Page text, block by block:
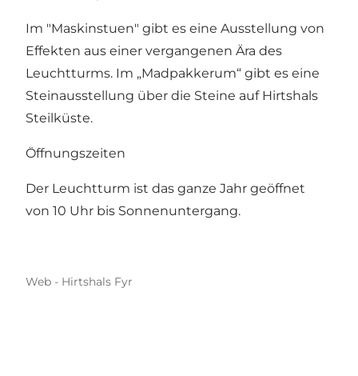
Im "Maskinstuen" gibt es eine Ausstellung von
Effekten aus einer vergangenen Ära des
Leuchtturms. Im „Madpakkerum“ gibt es eine
Steinausstellung über die Steine ​​auf Hirtshals
Steilküste.
Öffnungszeiten
Der Leuchtturm ist das ganze Jahr geöffnet
von 10 Uhr bis Sonnenuntergang.
Web - Hirtshals Fyr